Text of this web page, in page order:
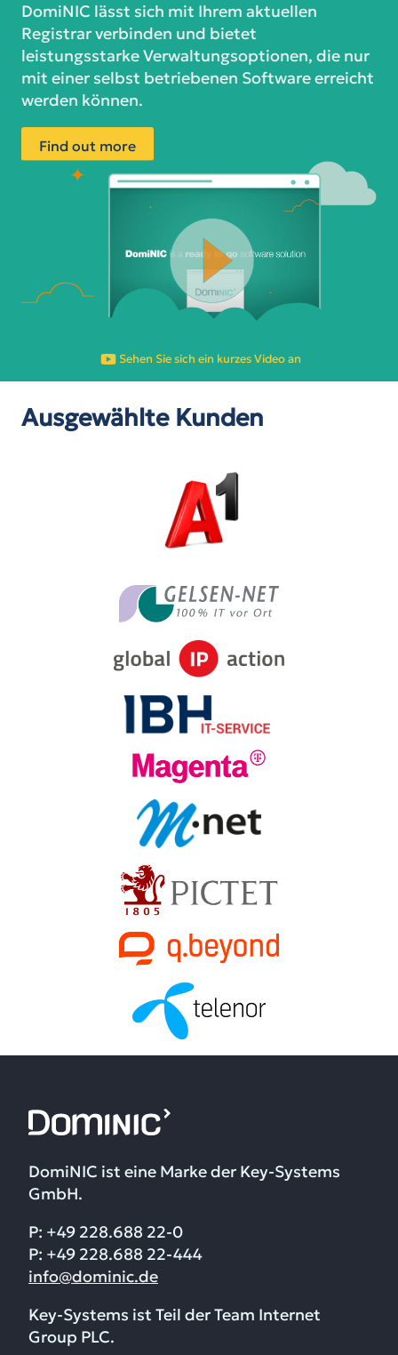
DomiNIC lässt sich mit Ihrem aktuellen
Registrar verbinden und bietet
leistungsstarke Verwaltungsoptionen, die nur
mit einer selbst betriebenen Software erreicht
werden können.
Find out more
Sehen Sie sich ein kurzes Video an
Ausgewählte Kunden
DomiNIC ist eine Marke der Key-Systems
GmbH.
P: +49 228.688 22-0
P: +49 228.688 22-444
info@dominic.de
Key-Systems ist Teil der Team Internet
Group PLC.